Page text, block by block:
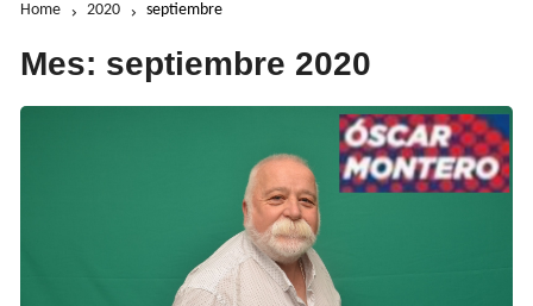
Home 2020 septiembre
Mes: septiembre 2020